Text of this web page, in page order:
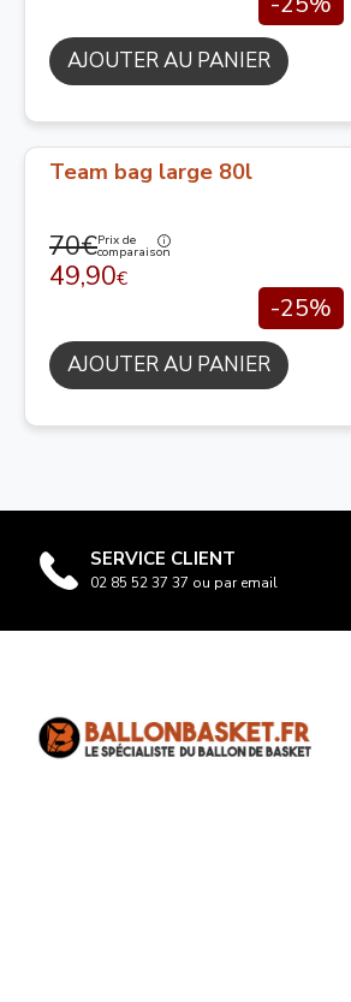
AJOUTER AU PANIER
Team bag large 80l
70€Prix de
comparaison
49,90€
-25%
AJOUTER AU PANIER
SERVICE CLIENT
02 85 52 37 37 ou par email